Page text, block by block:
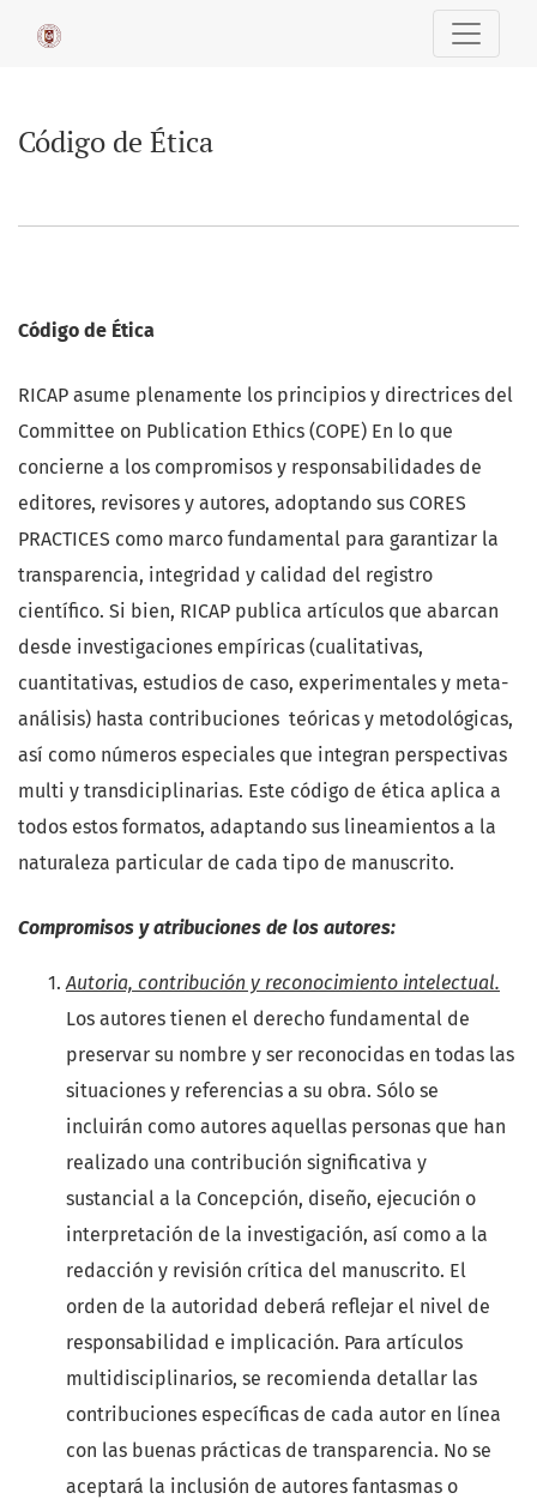
Código de Ética
Código de Ética
Código de Ética
RICAP asume plenamente los principios y directrices del
Committee on Publication Ethics (COPE) En lo que
concierne a los compromisos y responsabilidades de
editores, revisores y autores, adoptando sus CORES
PRACTICES como marco fundamental para garantizar la
transparencia, integridad y calidad del registro
científico. Si bien, RICAP publica artículos que abarcan
desde investigaciones empíricas (cualitativas,
cuantitativas, estudios de caso, experimentales y meta-
análisis) hasta contribuciones teóricas y metodológicas,
así como números especiales que integran perspectivas
multi y transdiciplinarias. Este código de ética aplica a
todos estos formatos, adaptando sus lineamientos a la
naturaleza particular de cada tipo de manuscrito.
Compromisos y atribuciones de los autores:
Autoria, contribución y reconocimiento intelectual.
Los autores tienen el derecho fundamental de
preservar su nombre y ser reconocidas en todas las
situaciones y referencias a su obra. Sólo se
incluirán como autores aquellas personas que han
realizado una contribución significativa y
sustancial a la Concepción, diseño, ejecución o
interpretación de la investigación, así como a la
redacción y revisión crítica del manuscrito. El
orden de la autoridad deberá reflejar el nivel de
responsabilidad e implicación. Para artículos
multidisciplinarios, se recomienda detallar las
contribuciones específicas de cada autor en línea
con las buenas prácticas de transparencia. No se
aceptará la inclusión de autores fantasmas o